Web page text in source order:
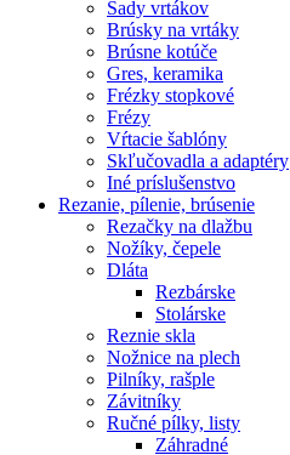
Sady vrtákov
Brúsky na vrtáky
Brúsne kotúče
Gres, keramika
Frézky stopkové
Frézy
Vŕtacie šablóny
Skľučovadla a adaptéry
Iné príslušenstvo
Rezanie, pílenie, brúsenie
Rezačky na dlažbu
Nožíky, čepele
Dláta
Rezbárske
Stolárske
Reznie skla
Nožnice na plech
Pilníky, rašple
Závitníky
Ručné pílky, listy
Záhradné